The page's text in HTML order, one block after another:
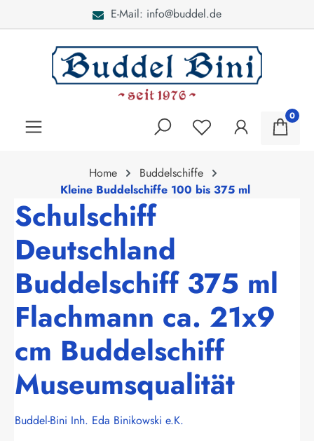
E-Mail: info@buddel.de
0
Home
Buddelschiffe
Kleine Buddelschiffe 100 bis 375 ml
Schulschiff
Deutschland
Buddelschiff 375 ml
Flachmann ca. 21x9
cm Buddelschiff
Museumsqualität
Buddel-Bini Inh. Eda Binikowski e.K.